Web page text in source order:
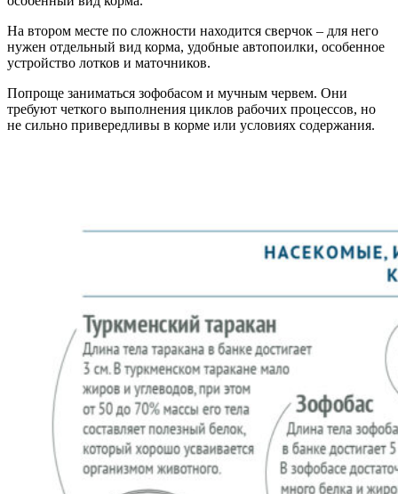
На втором месте по сложности находится сверчок – для него
нужен отдельный вид корма, удобные автопоилки, особенное
устройство лотков и маточников.
Попроще заниматься зофобасом и мучным червем. Они
требуют четкого выполнения циклов рабочих процессов, но
не сильно привередливы в корме или условиях содержания.